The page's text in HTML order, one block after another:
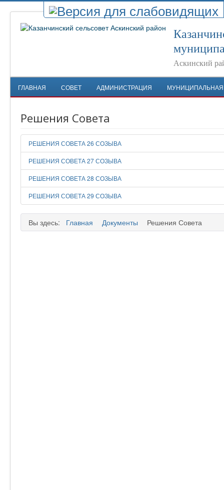
Аскинский
ГЛАВНАЯ СОВЕТ АДМИНИСТРАЦИЯ
Решения Совета
РЕШЕНИЯ СОВЕТА 26 СОЗЫВА
РЕШЕНИЯ СОВЕТА 27 СОЗЫВА
РЕШЕНИЯ СОВЕТА 28 СОЗЫВА
РЕШЕНИЯ СОВЕТА 29 СОЗЫВА
Вы здесь: Главная Документы Решения Совета